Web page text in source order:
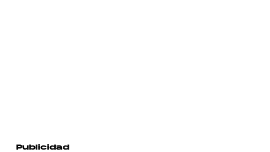
Publicidad